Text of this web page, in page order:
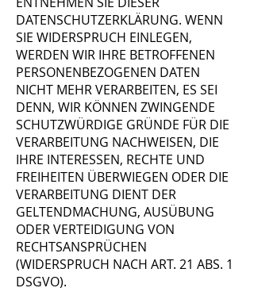
DATENSCHUTZERKLÄRUNG. WENN
SIE WIDERSPRUCH EINLEGEN,
WERDEN WIR IHRE BETROFFENEN
PERSONENBEZOGENEN DATEN
NICHT MEHR VERARBEITEN, ES SEI
DENN, WIR KÖNNEN ZWINGENDE
SCHUTZWÜRDIGE GRÜNDE FÜR DIE
VERARBEITUNG NACHWEISEN, DIE
IHRE INTERESSEN, RECHTE UND
FREIHEITEN ÜBERWIEGEN ODER DIE
VERARBEITUNG DIENT DER
GELTENDMACHUNG, AUSÜBUNG
ODER VERTEIDIGUNG VON
RECHTSANSPRÜCHEN
(WIDERSPRUCH NACH ART. 21 ABS. 1
DSGVO).